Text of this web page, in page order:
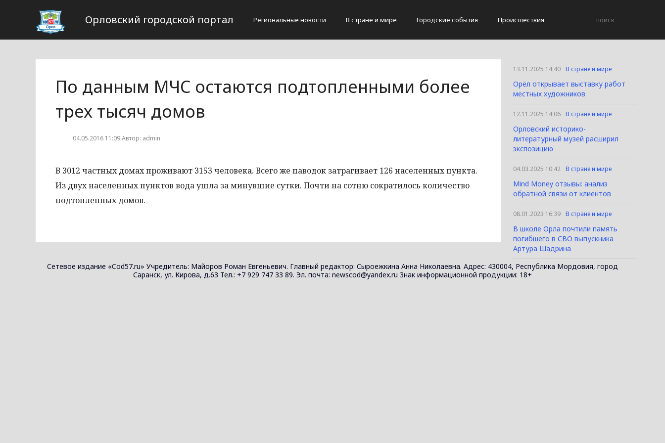
Орловский городской портал Региональные новости В стране и мире Городские события Происшествия
По данным МЧС остаются подтопленными более
трех тысяч домов
04.05.2016 11:09 Автор: admin
В 3012 частных домах проживают 3153 человека. Всего же паводок затрагивает 126 населенных пункта.
Из двух населенных пунктов вода ушла за минувшие сутки. Почти на сотню сократилось количество
подтопленных домов.
13.11.2025 14:40 В стране и мире
Орёл открывает выставку работ
местных художников
12.11.2025 14:06 В стране и мире
Орловский историко-
литературный музей расширил
экспозицию
04.03.2025 10:42 В стране и мире
Mind Money отзывы: анализ
обратной связи от клиентов
08.01.2023 16:39 В стране и мире
В школе Орла почтили память
погибшего в СВО выпускника
Артура Шадрина
Сетевое издание «Cod57.ru» Учредитель: Майоров Роман Евгеньевич. Главный редактор: Сыроежкина Анна Николаевна. Адрес: 430004, Республика Мордовия, город
Саранск, ул. Кирова, д.63 Тел.: +7 929 747 33 89. Эл. почта: newscod@yandex.ru Знак информационной продукции: 18+